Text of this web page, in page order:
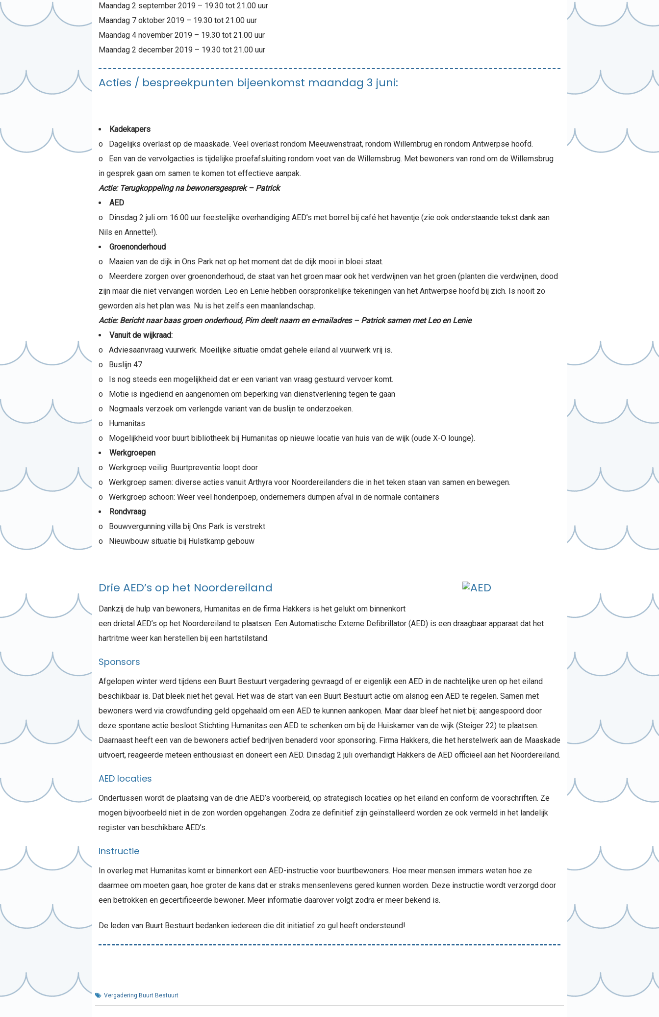
Maandag 2 september 2019 – 19.30 tot 21.00 uur
Maandag 7 oktober 2019 – 19.30 tot 21.00 uur
Maandag 4 november 2019 – 19.30 tot 21.00 uur
Maandag 2 december 2019 – 19.30 tot 21.00 uur
Acties / bespreekpunten bijeenkomst maandag 3 juni:
Kadekapers
o Dagelijks overlast op de maaskade. Veel overlast rondom Meeuwenstraat, rondom Willembrug en rondom Antwerpse hoofd.
o Een van de vervolgacties is tijdelijke proefafsluiting rondom voet van de Willemsbrug. Met bewoners van rond om de Willemsbrug
in gesprek gaan om samen te komen tot effectieve aanpak.
Actie: Terugkoppeling na bewonersgesprek – Patrick
AED
o Dinsdag 2 juli om 16:00 uur feestelijke overhandiging AED’s met borrel bij café het haventje (zie ook onderstaande tekst dank aan
Nils en Annette!).
Groenonderhoud
o Maaien van de dijk in Ons Park net op het moment dat de dijk mooi in bloei staat.
o Meerdere zorgen over groenonderhoud, de staat van het groen maar ook het verdwijnen van het groen (planten die verdwijnen, dood
zijn maar die niet vervangen worden. Leo en Lenie hebben oorspronkelijke tekeningen van het Antwerpse hoofd bij zich. Is nooit zo
geworden als het plan was. Nu is het zelfs een maanlandschap.
Actie: Bericht naar baas groen onderhoud, Pim deelt naam en e-mailadres – Patrick samen met Leo en Lenie
Vanuit de wijkraad:
o Adviesaanvraag vuurwerk. Moeilijke situatie omdat gehele eiland al vuurwerk vrij is.
o Buslijn 47
o Is nog steeds een mogelijkheid dat er een variant van vraag gestuurd vervoer komt.
o Motie is ingediend en aangenomen om beperking van dienstverlening tegen te gaan
o Nogmaals verzoek om verlengde variant van de buslijn te onderzoeken.
o Humanitas
o Mogelijkheid voor buurt bibliotheek bij Humanitas op nieuwe locatie van huis van de wijk (oude X-O lounge).
Werkgroepen
o Werkgroep veilig: Buurtpreventie loopt door
o Werkgroep samen: diverse acties vanuit Arthyra voor Noordereilanders die in het teken staan van samen en bewegen.
o Werkgroep schoon: Weer veel hondenpoep, ondernemers dumpen afval in de normale containers
Rondvraag
o Bouwvergunning villa bij Ons Park is verstrekt
o Nieuwbouw situatie bij Hulstkamp gebouw
Drie AED’s op het Noordereiland
Dankzij de hulp van bewoners, Humanitas en de firma Hakkers is het gelukt om binnenkort
een drietal AED’s op het Noordereiland te plaatsen. Een Automatische Externe Defibrillator (AED) is een draagbaar apparaat dat het
hartritme weer kan herstellen bij een hartstilstand.
Sponsors
Afgelopen winter werd tijdens een Buurt Bestuurt vergadering gevraagd of er eigenlijk een AED in de nachtelijke uren op het eiland
beschikbaar is. Dat bleek niet het geval. Het was de start van een Buurt Bestuurt actie om alsnog een AED te regelen. Samen met
bewoners werd via crowdfunding geld opgehaald om een AED te kunnen aankopen. Maar daar bleef het niet bij: aangespoord door
deze spontane actie besloot Stichting Humanitas een AED te schenken om bij de Huiskamer van de wijk (Steiger 22) te plaatsen.
Daarnaast heeft een van de bewoners actief bedrijven benaderd voor sponsoring. Firma Hakkers, die het herstelwerk aan de Maaskade
uitvoert, reageerde meteen enthousiast en doneert een AED. Dinsdag 2 juli overhandigt Hakkers de AED officieel aan het Noordereiland.
AED locaties
Ondertussen wordt de plaatsing van de drie AED’s voorbereid, op strategisch locaties op het eiland en conform de voorschriften. Ze
mogen bijvoorbeeld niet in de zon worden opgehangen. Zodra ze definitief zijn geïnstalleerd worden ze ook vermeld in het landelijk
register van beschikbare AED’s.
Instructie
In overleg met Humanitas komt er binnenkort een AED-instructie voor buurtbewoners. Hoe meer mensen immers weten hoe ze
daarmee om moeten gaan, hoe groter de kans dat er straks mensenlevens gered kunnen worden. Deze instructie wordt verzorgd door
een betrokken en gecertificeerde bewoner. Meer informatie daarover volgt zodra er meer bekend is.
De leden van Buurt Bestuurt bedanken iedereen die dit initiatief zo gul heeft ondersteund!
Vergadering Buurt Bestuurt